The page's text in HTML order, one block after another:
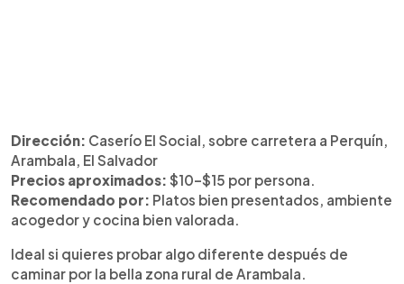
Dirección: Caserío El Social, sobre carretera a Perquín,
Arambala, El Salvador
Precios aproximados: $10–$15 por persona.
Recomendado por: Platos bien presentados, ambiente
acogedor y cocina bien valorada.
Ideal si quieres probar algo diferente después de
caminar por la bella zona rural de Arambala.